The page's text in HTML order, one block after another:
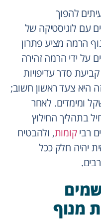
להפוך
עם לוגיסטיקה של
הרמה מציע פתרון
על ידי הרמה זהירה
סדר עדיפויות
היא צעד ראשון חשוב;
ומימדים. לאחר
בתהליך החילוץ
רביקומות, ולהבטיח
יהיה חלק ככל
מנוף